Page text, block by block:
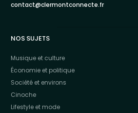
contact@clermontconnecte.fr
NOS SUJETS
Musique et culture
Économie et politique
Société et environs
Cinoche
Lifestyle et mode